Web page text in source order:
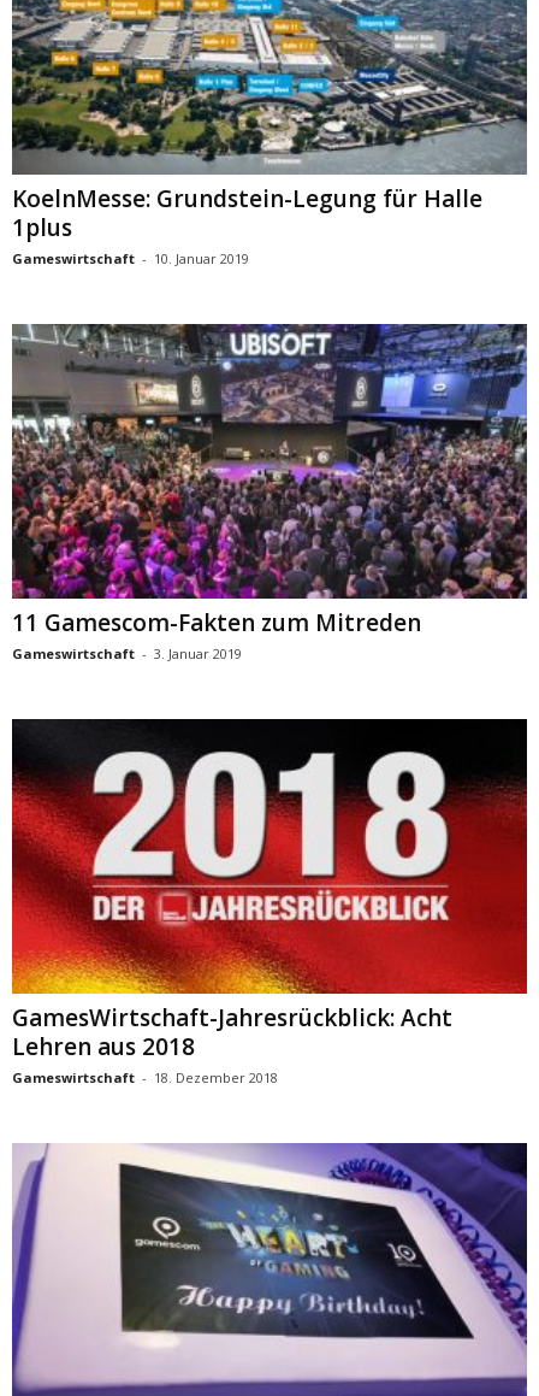
KoelnMesse: Grundstein-Legung für Halle
1plus
Gameswirtschaft - 10. Januar 2019
11 Gamescom-Fakten zum Mitreden
Gameswirtschaft - 3. Januar 2019
GamesWirtschaft-Jahresrückblick: Acht
Lehren aus 2018
Gameswirtschaft - 18. Dezember 2018